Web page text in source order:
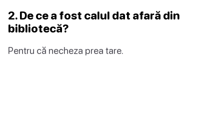
2. De ce a fost calul dat afară din
bibliotecă?
Pentru că necheza prea tare.